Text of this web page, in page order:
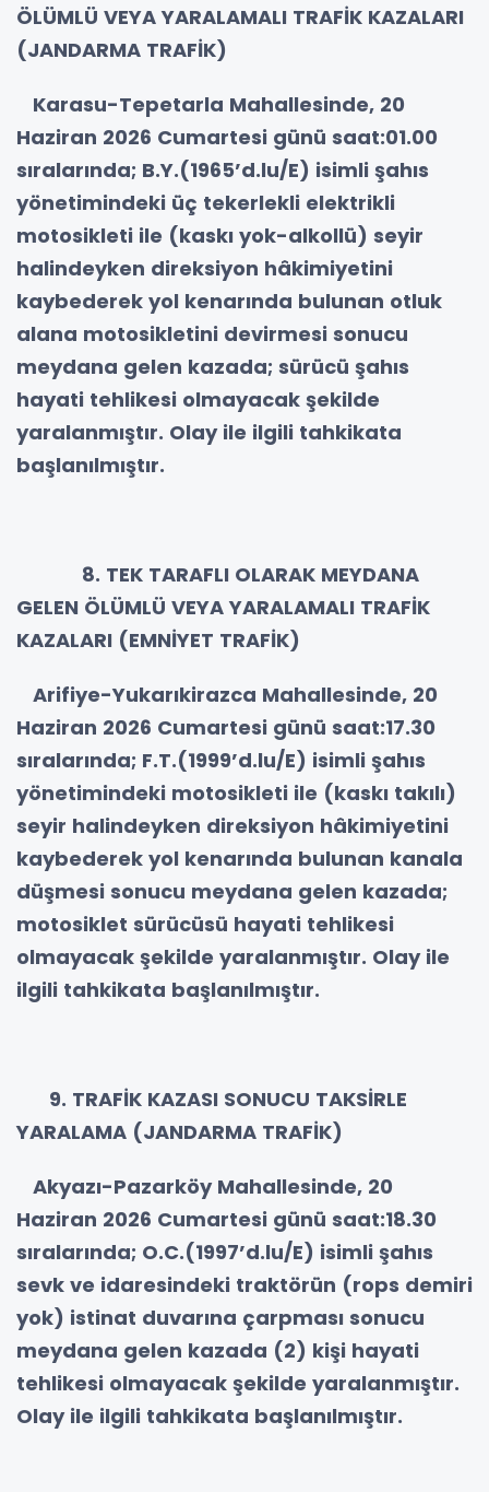
ÖLÜMLÜ VEYA YARALAMALI TRAFİK KAZALARI
(JANDARMA TRAFİK)
Karasu-Tepetarla Mahallesinde, 20
Haziran 2026 Cumartesi günü saat:01.00
sıralarında; B.Y.(1965’d.lu/E) isimli şahıs
yönetimindeki üç tekerlekli elektrikli
motosikleti ile (kaskı yok-alkollü) seyir
halindeyken direksiyon hâkimiyetini
kaybederek yol kenarında bulunan otluk
alana motosikletini devirmesi sonucu
meydana gelen kazada; sürücü şahıs
hayati tehlikesi olmayacak şekilde
yaralanmıştır. Olay ile ilgili tahkikata
başlanılmıştır.
8. TEK TARAFLI OLARAK MEYDANA
GELEN ÖLÜMLÜ VEYA YARALAMALI TRAFİK
KAZALARI (EMNİYET TRAFİK)
Arifiye-Yukarıkirazca Mahallesinde, 20
Haziran 2026 Cumartesi günü saat:17.30
sıralarında; F.T.(1999’d.lu/E) isimli şahıs
yönetimindeki motosikleti ile (kaskı takılı)
seyir halindeyken direksiyon hâkimiyetini
kaybederek yol kenarında bulunan kanala
düşmesi sonucu meydana gelen kazada;
motosiklet sürücüsü hayati tehlikesi
olmayacak şekilde yaralanmıştır. Olay ile
ilgili tahkikata başlanılmıştır.
9. TRAFİK KAZASI SONUCU TAKSİRLE
YARALAMA (JANDARMA TRAFİK)
Akyazı-Pazarköy Mahallesinde, 20
Haziran 2026 Cumartesi günü saat:18.30
sıralarında; O.C.(1997’d.lu/E) isimli şahıs
sevk ve idaresindeki traktörün (rops demiri
yok) istinat duvarına çarpması sonucu
meydana gelen kazada (2) kişi hayati
tehlikesi olmayacak şekilde yaralanmıştır.
Olay ile ilgili tahkikata başlanılmıştır.